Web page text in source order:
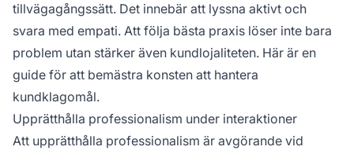
tillvägagångssätt. Det innebär att lyssna aktivt och
svara med empati. Att följa bästa praxis löser inte bara
problem utan stärker även kundlojaliteten. Här är en
guide för att bemästra konsten att hantera
kundklagomål.
Upprätthålla professionalism under interaktioner
Att upprätthålla professionalism är avgörande vid